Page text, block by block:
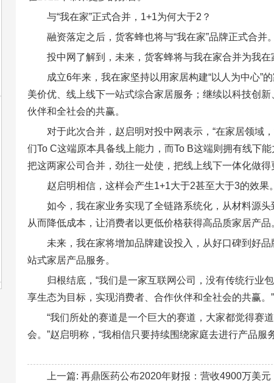
与“我在家”正式合并，1+1为何大于2？
融资落定之后，货客蜂也将与“我在家”品牌正式合并。
投中网了解到，未来，货客蜂将与我在家合并为我
成立6年来，我在家坚持以用家居构建“以人为中心”
美价优、线上线下一站式综合家居服务；继续以科技创
伙伴和全社会的共赢。
对于此次合并，赵启明对投中网表示，“在家居领域
们To C这端原本具备线上能力，而To B这端则拥有线下
把这两家公司合并，劲往一处使，把线上线下一体化做
赵启明相信，这样会产生1+1大于2甚至大于3的效果。
如今，我在家业务实现了全链路系统化，从材料源
从而降低成本，让消费者以更低价格获得高品质家居产品
未来，我在家将增加品牌建设投入，从好口碑到好
站式家居产品服务。
归根结底，“我们是一家互联网公司，没有传统行业
享生态为目标，实现消费者、合作伙伴和全社会的共赢。”
“我们所处的赛道是一个巨大的赛道，大家都觉得赛
会。”赵启明称，“我相信只要持续围绕家庭去进行产品服
上一篇: 再鼎医药公布2020年财报：营收4900万美